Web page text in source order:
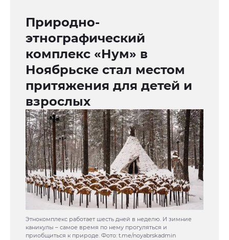
Природно-
этнографический
комплекс «Нум» в
Ноябрьске стал местом
притяжения для детей и
взрослых
Этнокомплекс работает шесть дней в неделю. И зимние
каникулы – самое время по нему прогуляться и
приобщиться к природе. Фото: t.me/noyabrskadmin